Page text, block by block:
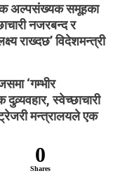
अल्पसंख्यक समूहका
नजरबन्द र
राख्दछ’ विदेशमन्त्री
‘गम्भीर
स्वेच्छाचारी
ट्रेजरी मन्त्रालयले एक
0
Shares